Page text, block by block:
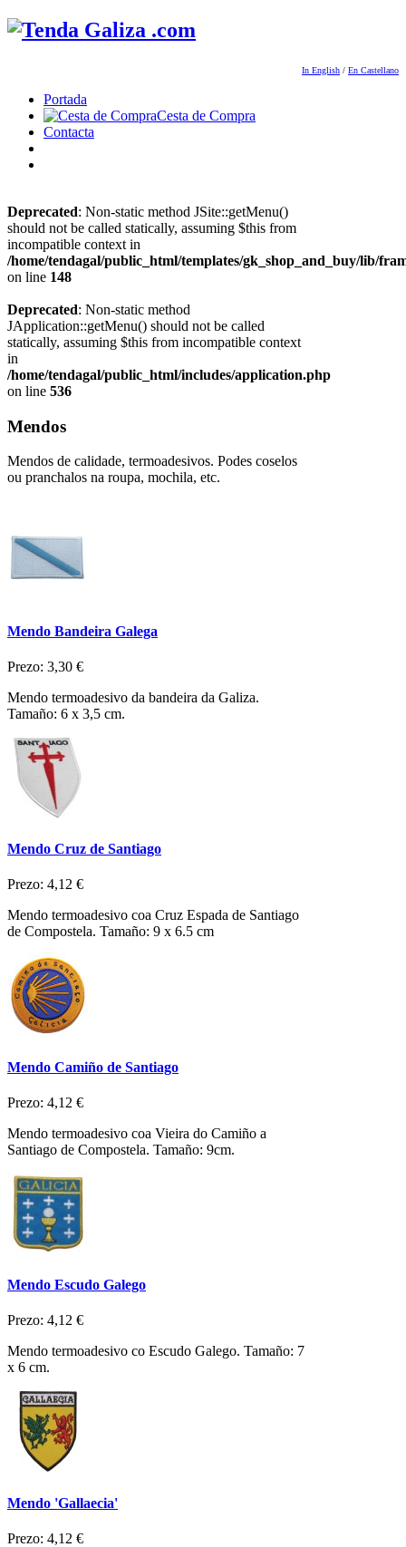
In English / En Castellano
Portada
Cesta de Compra
Contacta
Deprecated: Non-static method JSite::getMenu()
should not be called statically, assuming $this from
incompatible context in
/home/tendagal/public_html/templates/gk_shop_and_buy/lib/
on line 148
Deprecated: Non-static method
JApplication::getMenu() should not be called
statically, assuming $this from incompatible context
in
/home/tendagal/public_html/includes/application.php
on line 536
Mendos
Mendos de calidade, termoadesivos. Podes coselos
ou pranchalos na roupa, mochila, etc.
Mendo Bandeira Galega
Prezo: 3,30 €
Mendo termoadesivo da bandeira da Galiza.
Tamaño: 6 x 3,5 cm.
Mendo Cruz de Santiago
Prezo: 4,12 €
Mendo termoadesivo coa Cruz Espada de Santiago
de Compostela. Tamaño: 9 x 6.5 cm
Mendo Camiño de Santiago
Prezo: 4,12 €
Mendo termoadesivo coa Vieira do Camiño a
Santiago de Compostela. Tamaño: 9cm.
Mendo Escudo Galego
Prezo: 4,12 €
Mendo termoadesivo co Escudo Galego. Tamaño: 7
x 6 cm.
Mendo 'Gallaecia'
Prezo: 4,12 €